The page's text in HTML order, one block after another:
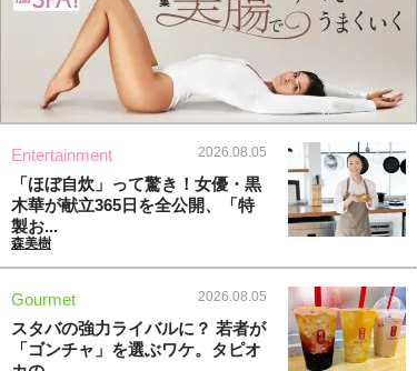
Entertainment 2026.08.05
「ほぼ自炊」って驚き！女優・黒
木華が献立365日を全公開、「特
製お...
森美樹
Gourmet 2026.08.05
スタバの強力ライバルに？ 若者が
「ゴンチャ」を選ぶワケ。タピオ